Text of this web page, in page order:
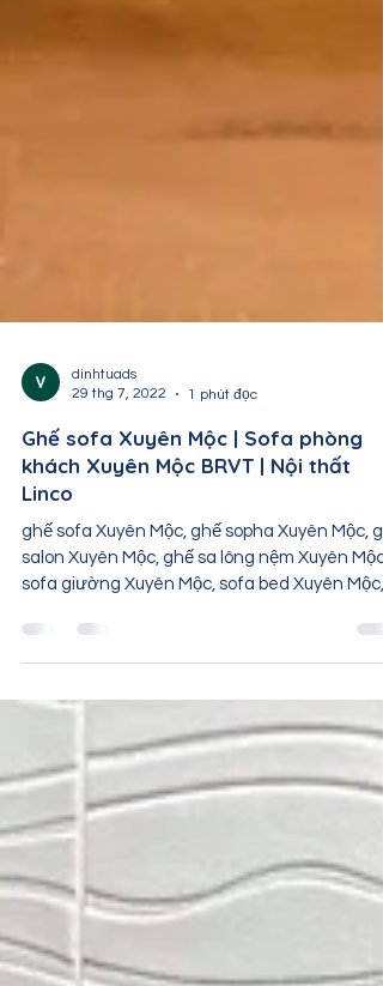
29 thg 7, 2022
1 phút đọc
Ghế sofa Xuyên Mộc | Sofa phòng
khách Xuyên Mộc BRVT | Nội thất
Linco
ghế sofa Xuyên Mộc, ghế sopha Xuyên Mộc,
salon Xuyên Mộc, ghế sa lông nệm Xuyên Mộc,
sofa giường Xuyên Mộc, sofa bed Xuyên Mộc,